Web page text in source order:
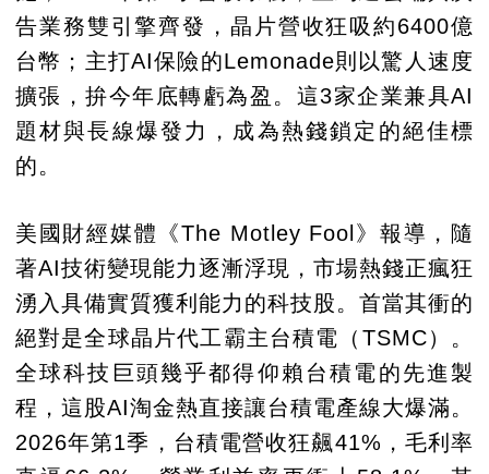
告業務雙引擎齊發，晶片營收狂吸約6400億
台幣；主打AI保險的Lemonade則以驚人速度
擴張，拚今年底轉虧為盈。這3家企業兼具AI
題材與長線爆發力，成為熱錢鎖定的絕佳標
的。
美國財經媒體《The Motley Fool》報導，隨
著AI技術變現能力逐漸浮現，市場熱錢正瘋狂
湧入具備實質獲利能力的科技股。首當其衝的
絕對是全球晶片代工霸主台積電（TSMC）。
全球科技巨頭幾乎都得仰賴台積電的先進製
程，這股AI淘金熱直接讓台積電產線大爆滿。
2026年第1季，台積電營收狂飆41%，毛利率